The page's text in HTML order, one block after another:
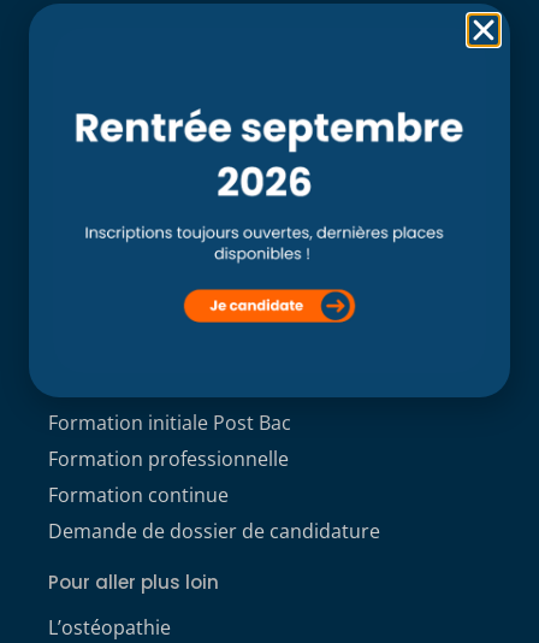
Rubriques
Recherche
Clinique ostéopathique interne du CSO Paris
Service aux étudiants
ACCÈS ÉTUDIANT
Formation initiale Post Bac
Formation professionnelle
Formation continue
Demande de dossier de candidature
Pour aller plus loin
L’ostéopathie